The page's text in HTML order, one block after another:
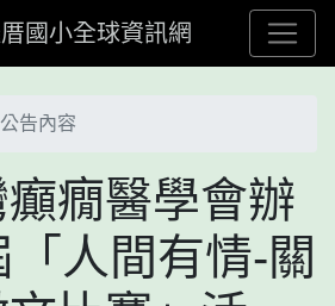
國小全球資訊網
公告內容
癇醫學會辦
人間有情-關